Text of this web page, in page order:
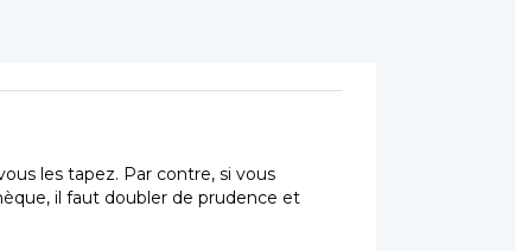
les tapez. Par contre, si vous
il faut doubler de prudence et